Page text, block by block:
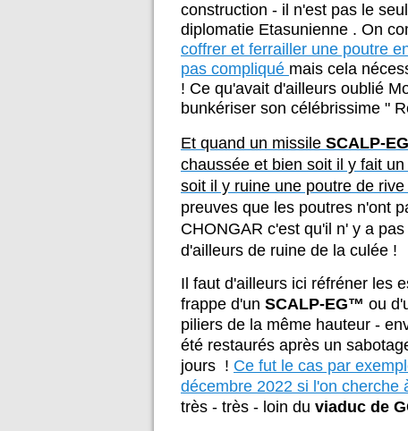
construction - il n'est pas le
diplomatie Etasunienne . On
coffrer et ferrailler une poutre
pas compliqué mais cela
! Ce qu'avait d'ailleurs oublié
bunkériser son célébrissime "
Et quand un missile SCALP-
chaussée et bien soit il y fait
soit il y ruine une poutre de
preuves que les poutres n'ont
CHONGAR c'est qu'il n' y a
d'ailleurs de ruine de la culée !
Il faut d'ailleurs ici réfréner les
frappe d'un SCALP-EG™ ou
piliers de la même hauteur -
été restaurés après un
jours ! Ce fut le cas par
décembre 2022 si l'on cherche
très - très - loin du viaduc de